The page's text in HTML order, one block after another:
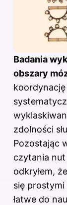
Badania
obszary
zdolności
Pozostając
czytania
odkryłem,
się
łatwe do